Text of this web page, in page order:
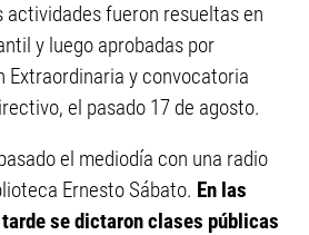
actividades fueron resueltas en
y luego aprobadas por
Extraordinaria y convocatoria
el pasado 17 de agosto.
el mediodía con una radio
Ernesto Sábato. En las
se dictaron clases públicas